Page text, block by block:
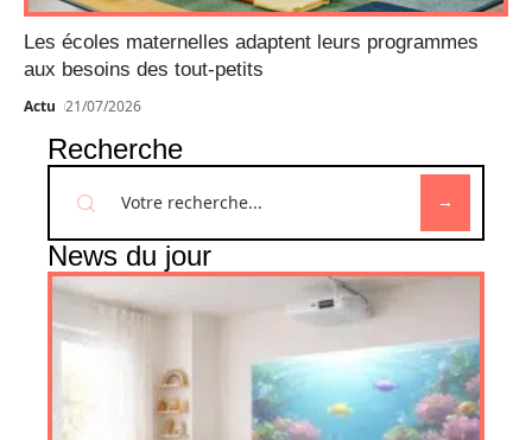
Les écoles maternelles adaptent leurs programmes
aux besoins des tout-petits
Actu 21/07/2026
Recherche
News du jour